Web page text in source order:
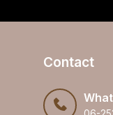
Contact